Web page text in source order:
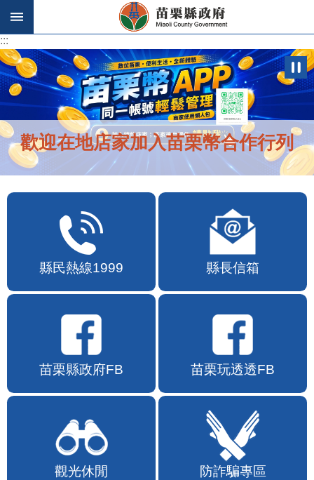
跳到主要內容區塊
:::
:::
歡迎在地店家加入苗栗幣合作行列
縣民熱線1999 縣長信箱
苗栗縣政府FB 苗栗玩透透FB
觀光休閒 防詐騙專區